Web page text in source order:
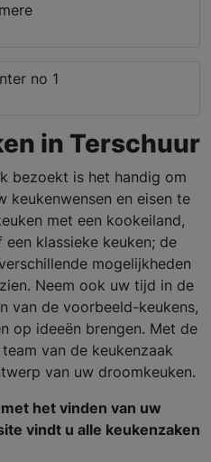
no 1
in Terschuur
bezoekt is het handig om
keukenwensen en eisen te
met een kookeiland,
klassieke keuken; de
mogelijkheden
Neem ook uw tijd in de
van de voorbeeld-keukens,
op ideeën brengen. Met de
van de keukenzaak
van uw droomkeuken.
het vinden van uw
vindt u alle keukenzaken